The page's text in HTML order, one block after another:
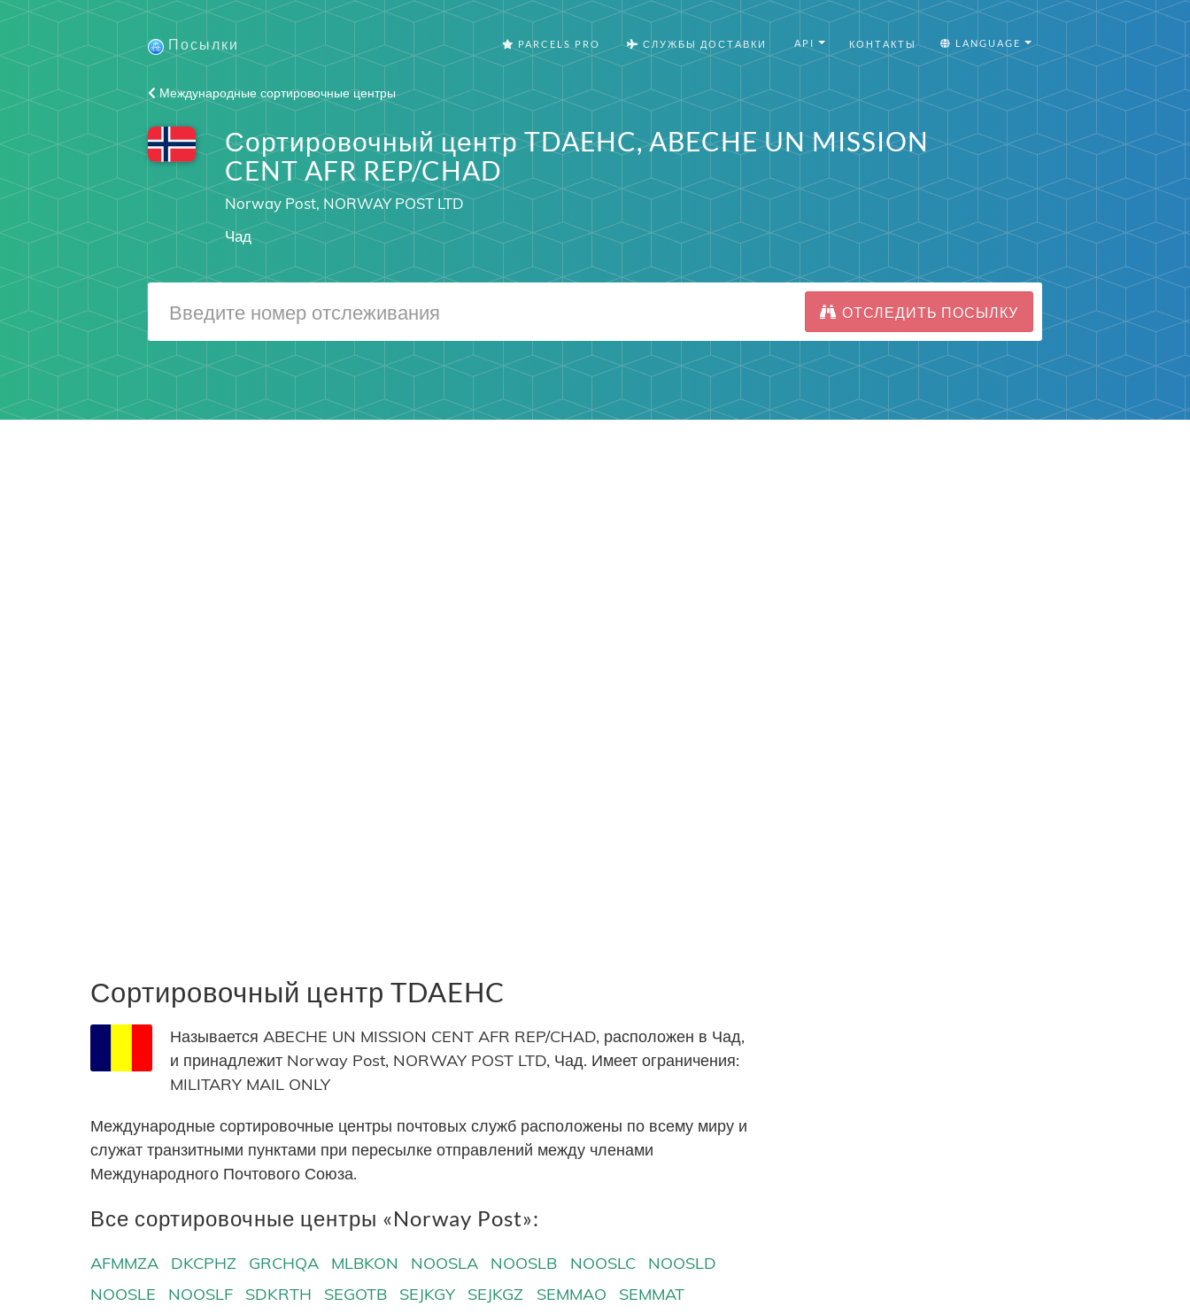
Посылки PARCELS PRO СЛУЖБЫ ДОСТАВКИ API КОНТАКТЫ LANGUAGE
Международные сортировочные центры
Сортировочный центр TDAEHC, ABECHE UN MISSION
CENT AFR REP/CHAD
Norway Post, NORWAY POST LTD
Чад
ОТСЛЕДИТЬ ПОСЫЛКУ
Сортировочный центр TDAEHC
Называется ABECHE UN MISSION CENT AFR REP/CHAD, расположен в Чад,
и принадлежит Norway Post, NORWAY POST LTD, Чад. Имеет ограничения:
MILITARY MAIL ONLY
Международные сортировочные центры почтовых служб расположены по всему миру и
служат транзитными пунктами при пересылке отправлений между членами
Международного Почтового Союза.
Все сортировочные центры «Norway Post»:
AFMMZA DKCPHZ GRCHQA MLBKON NOOSLA NOOSLB NOOSLC
NOOSLD
NOOSLE
NOOSLF SDKRTH SEGOTB SEJKGY SEJKGZ SEMMAO
SEMMAT